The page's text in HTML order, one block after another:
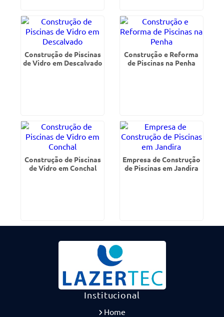
Construção de Piscinas
de Vidro em Descalvado
Construção e Reforma
de Piscinas na Penha
Construção de Piscinas
de Vidro em Conchal
Empresa de Construção
de Piscinas em Jandira
Institucional
Home